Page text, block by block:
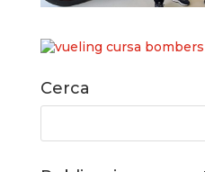
Cerca